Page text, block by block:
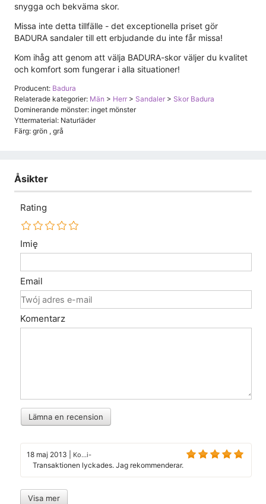
snygga och bekväma skor.
Missa inte detta tillfälle - det exceptionella priset gör
BADURA sandaler till ett erbjudande du inte får missa!
Kom ihåg att genom att välja BADURA-skor väljer du kvalitet
och komfort som fungerar i alla situationer!
Producent: Badura
Relaterade kategorier: Män > Herr > Sandaler > Skor Badura
Dominerande mönster: inget mönster
Yttermaterial: Naturläder
Färg: grön , grå
Åsikter
Rating
Imię
Email
Komentarz
Lämna en recension
18 maj 2013 Ko...i-
Transaktionen lyckades. Jag rekommenderar.
Visa mer